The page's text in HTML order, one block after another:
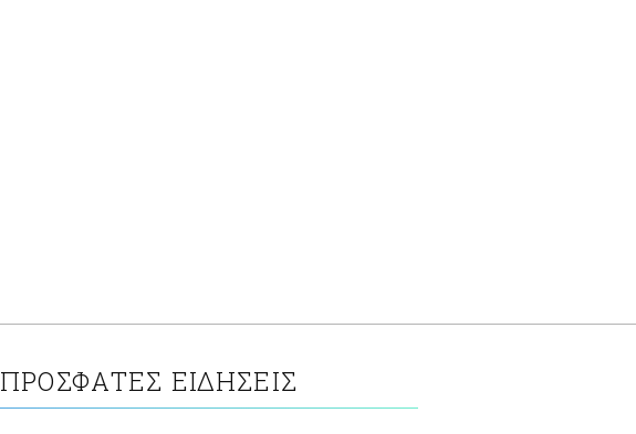
ΠΡΟΣΦΑΤΕΣ ΕΙΔΗΣΕΙΣ